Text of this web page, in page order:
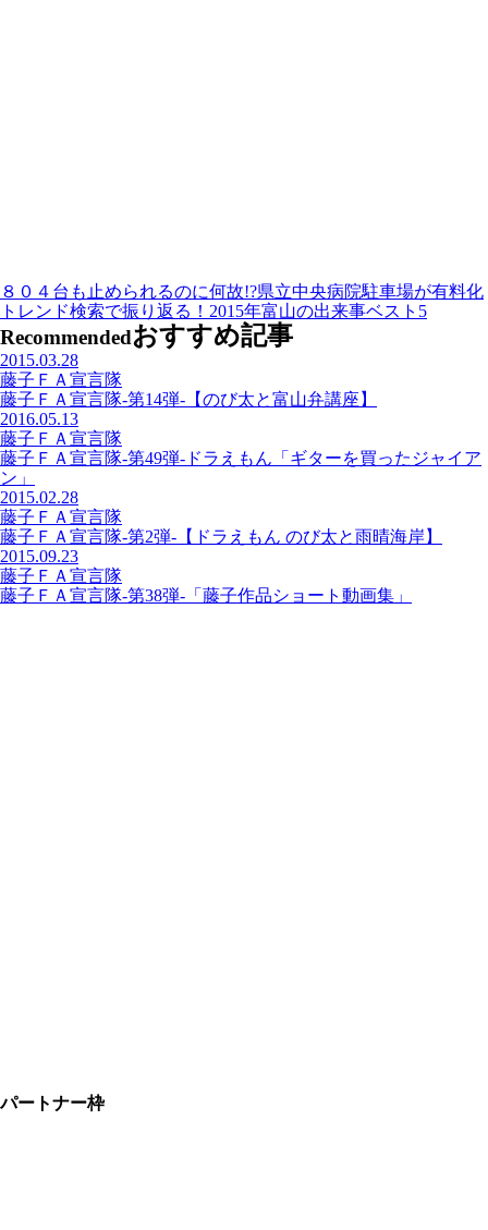
８０４台も止められるのに何故!?県立中央病院駐車場が有料化
トレンド検索で振り返る！2015年富山の出来事ベスト5
Recommendedおすすめ記事
2015.03.28
藤子ＦＡ宣言隊
藤子ＦＡ宣言隊-第14弾-【のび太と富山弁講座】
2016.05.13
藤子ＦＡ宣言隊
藤子ＦＡ宣言隊-第49弾-ドラえもん「ギターを買ったジャイア
ン」
2015.02.28
藤子ＦＡ宣言隊
藤子ＦＡ宣言隊-第2弾-【ドラえもん のび太と雨晴海岸】
2015.09.23
藤子ＦＡ宣言隊
藤子ＦＡ宣言隊-第38弾-「藤子作品ショート動画集」
パートナー枠